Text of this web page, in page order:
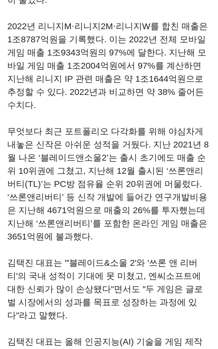
2022년 리니지M·리니지2M·리니지W를 합친 매출은
1조8787억원을 기록했다. 이는 2022년 전체 모바일
게임 매출 1조9343억원의 97%에 달한다. 지난해 모
바일 게임 매출 1조2004억원에서 97%를 계산하면
지난해 리니지 IP 관련 매출은 약 1조1644억원으로
추정할 수 있다. 2022년과 비교하면 약 38% 줄어든
수치다.
무엇보다 최근 포트폴리오 다각화를 위해 야심차게
내놓은 신작은 아쉬운 성적을 거뒀다. 지난 2021년 8
월 나온 ‘블레이드앤소울2’는 출시 초기에도 매출 순
위 10위권에 그쳤고, 지난해 12월 출시된 ‘쓰론앤리
버티(TL)’는 PC방 점유율 순위 20위권에 머물렀다.
‘쓰론앤리버티’ 등 신작 개발에 들어간 연구개발비용
은 지난해 4671억원으로 매출의 26%를 투자했는데
지난해 ‘쓰론앤리버티’를 포함한 온라인 게임 매출은
3651억원에 불과했다.
김택진 대표는 "'블레이드&소울 2'와 '쓰론 앤 리버
티'의 국내 성적이 기대에 못 미쳤고, 엔씨소프트에
대한 신뢰가 많이 손상됐다"면서도 "두 게임은 글로
벌 시장에서의 성과를 목표로 성장하는 과정에 있
다"라고 말했다.
김택진 대표는 올해 인공지능(AI) 기술을 게임 제작